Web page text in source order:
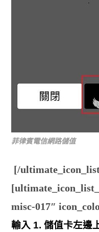
菲律賓電信網路儲值
[/
misc-017″
輸入 1. 儲值卡左邊